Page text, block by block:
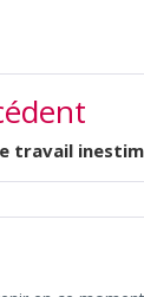
travail